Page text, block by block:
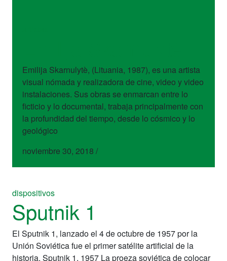
Emilija Skarnulytè, (Lituania, 1987), es una artista
visual nómada y realizadora de cine, video y video
instalaciones. Sus obras se enmarcan entre lo
ficticio y lo documental, trabaja principalmente con
la profundidad del tiempo, desde lo cósmico y lo
geológico
noviembre 30, 2018 /
dispositivos
Sputnik 1
El Sputnik 1, lanzado el 4 de octubre de 1957 por la
Unión Soviética fue el primer satélite artificial de la
historia. Sputnik 1, 1957 La proeza soviética de colocar